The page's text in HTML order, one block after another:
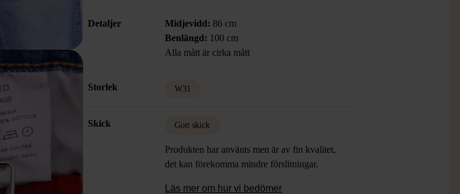
Detaljer Midjevidd: 86 cm
Benlängd: 100 cm
Alla mått är cirka mått
Storlek W31
Skick Gott skick
Produkten har använts men är av fin kvalitet,
det kan förekomma mindre förslitningar.
Läs mer om hur vi bedömer